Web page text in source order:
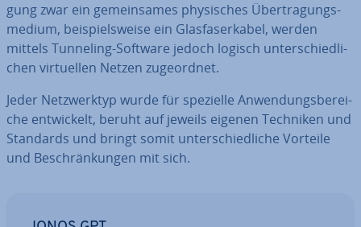
gung zwar ein ge­mein­sa­mes phy­si­sches Über­tra­gungs­
me­di­um, bei­spiels­wei­se ein Glas­fa­ser­ka­bel, werden
mittels Tunneling-Software jedoch logisch un­ter­schied­li­
chen vir­tu­el­len Netzen zu­ge­ord­net.
Jeder Netz­werk­typ wurde für spezielle An­wen­dungs­be­rei­
che ent­wi­ckelt, beruht auf jeweils eigenen Techniken und
Standards und bringt somit un­ter­schied­li­che Vorteile
und Be­schrän­kun­gen mit sich.